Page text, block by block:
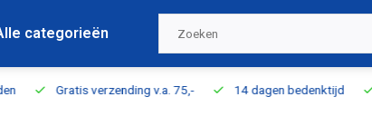
categorieën
Gratis verzending v.a. 75,- 14 dagen bedenktijd